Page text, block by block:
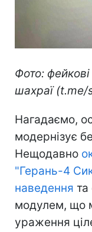
Фото:
шахраї (t.me/
Нагадаємо,
модернізує
Нещодавно
"Герань-4
наведення та
модулем, що
ураження